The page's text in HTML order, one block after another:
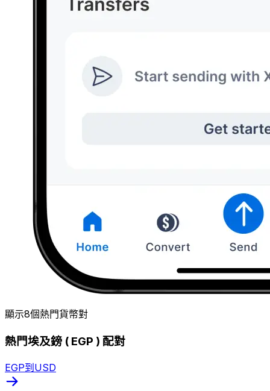
顯示8個熱門貨幣對
熱門埃及鎊 ( EGP ) 配對
EGP到USD